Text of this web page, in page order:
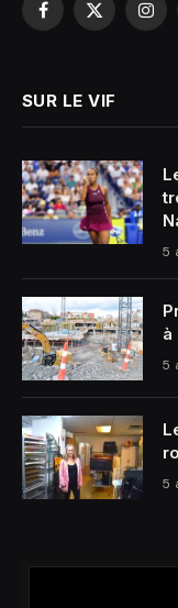
Facebook
X
SUR LE VIF
5
à
5
5